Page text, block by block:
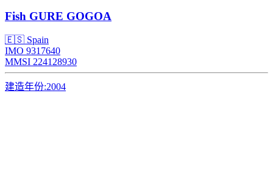
Fish GURE GOGOA
🇪🇸 Spain
IMO 9317640
MMSI 224128930
建造年份:2004